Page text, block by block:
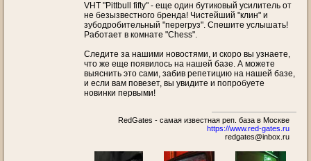
VHT "Pittbull fifty" - еще один бутиковый усилитель от
не безызвестного бренда! Чистейший "клин" и
зубодробительный "перегруз". Спешите услышать!
Работает в комнате "Chess".
Следите за нашими новостями, и скоро вы узнаете,
что же еще появилось на нашей базе. А можете
выяснить это сами, забив репетицию на нашей базе,
и если вам повезет, вы увидите и попробуете
новинки первыми!
RedGates - самая известная реп. база в Москве
https://www.red-gates.ru
redgates@inbox.ru